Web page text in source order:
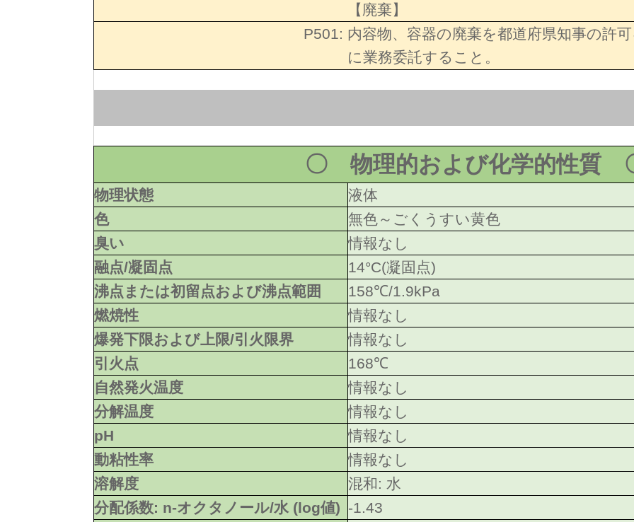
【廃棄】
P501: 内容物、容器の廃棄を都道府県知事の許
に業務委託すること。
〇 物理的および化学的性質
物理状態
液体
色
無色～ごくうすい黄色
臭い
情報なし
融点/凝固点
14°C(凝固点)
沸点または初留点および沸点範囲
158℃/1.9kPa
燃焼性
情報なし
爆発下限および上限/引火限界
情報なし
引火点
168℃
自然発火温度
情報なし
分解温度
情報なし
pH
情報なし
動粘性率
情報なし
溶解度
混和: 水
分配係数: n-オクタノール/水 (log値) -1.43